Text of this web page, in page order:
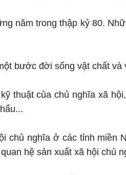
năm trong thập kỷ 80.
bước đời sống vật chất và
thuật của chủ nghĩa xã
chủ nghĩa ở các tỉnh miền
hệ sản xuất xã hội chủ